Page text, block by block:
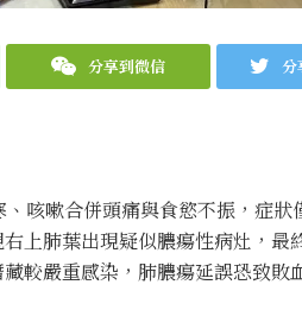
分享到微信
咳嗽合併頭痛與食慾不振，症狀
上肺葉出現疑似膿瘍性病灶，最
較嚴重感染，肺膿瘍延誤恐致敗